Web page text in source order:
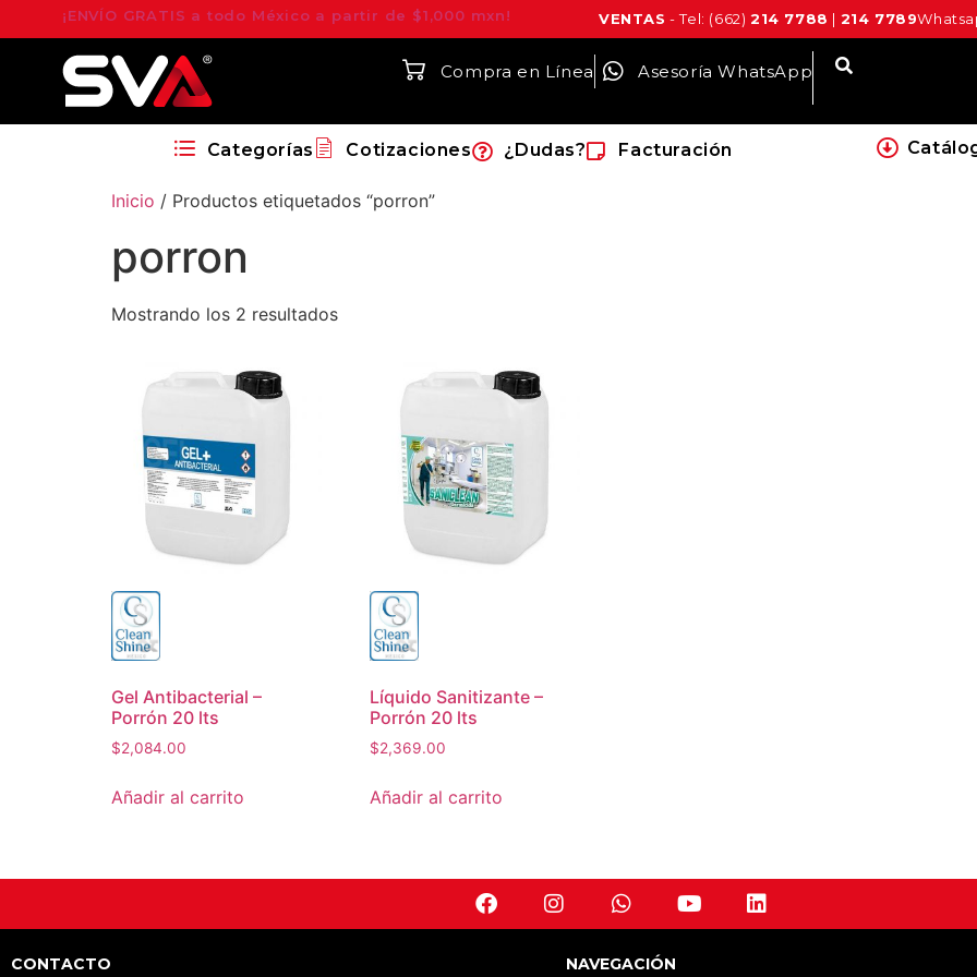
¡ENVÍO GRATIS a todo México a partir de $1,000 mxn! VENTAS - Tel: (662)214 7788 | 214 7789
Compra en Línea Asesoría WhatsApp
Categorías Cotizaciones ¿Dudas? Facturación
Inicio / Productos etiquetados “porron”
porron
Mostrando los 2 resultados
Gel Antibacterial –
Porrón 20 lts
$2,084.00
Añadir al carrito
Líquido Sanitizante –
Porrón 20 lts
$2,369.00
Añadir al carrito
CONTACTO NAVEGACIÓN